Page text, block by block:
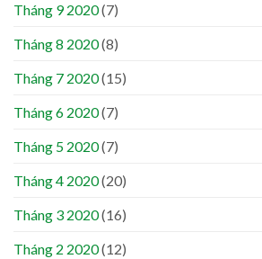
Tháng 9 2020(7)
Tháng 8 2020(8)
Tháng 7 2020(15)
Tháng 6 2020(7)
Tháng 5 2020(7)
Tháng 4 2020(20)
Tháng 3 2020(16)
Tháng 2 2020(12)